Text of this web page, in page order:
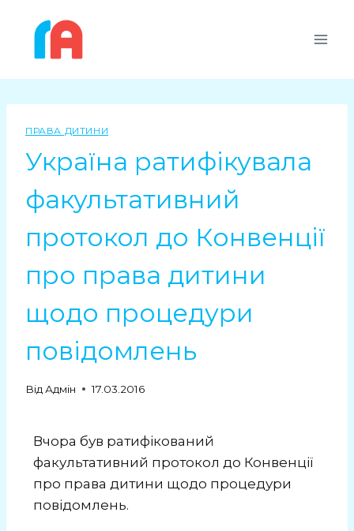
ПРАВА ДИТИНИ
Україна ратифікувала
факультативний
протокол до Конвенції
про права дитини
щодо процедури
повідомлень
Від Адмін 17.03.2016
Вчора був ратифікований
факультативний протокол до Конвенції
про права дитини щодо процедури
повідомлень.